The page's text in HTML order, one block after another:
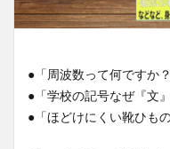
●「周波数って何ですか？
●「学校の記号なぜ『文』
●「ほどけにくい靴ひも